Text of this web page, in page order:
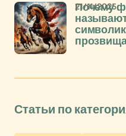
Почему
21/11/2025
Статьи по